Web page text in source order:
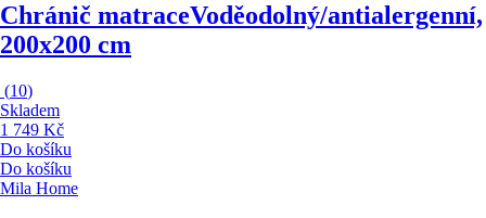
Chránič matraceVoděodolný/antialergenní,
200x200 cm
(10)
Skladem
1 749 Kč
Do košíku
Do košíku
Mila Home